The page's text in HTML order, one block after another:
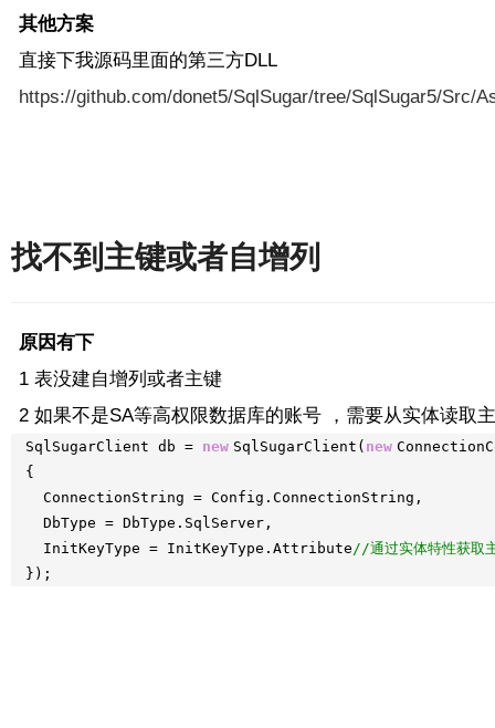
其他方案
直接下我源码里面的第三方DLL
https://github.com/donet5/SqlSugar/tree/SqlSugar5/Src/
找不到主键或者自增列
原因有下
1 表没建自增列或者主键
2 如果不是SA等高权限数据库的账号 ，需要从实体读取
SqlSugarClient db = new SqlSugarClient( new
{
ConnectionString = Config.ConnectionString,
DbType = DbType.SqlServer,
InitKeyType = InitKeyType.Attribute//通过实体特性获取
});